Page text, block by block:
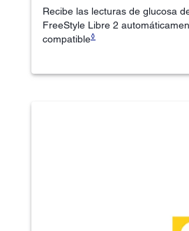
Recibe las lecturas de glucosa
FreeStyle Libre 2
compatible◊